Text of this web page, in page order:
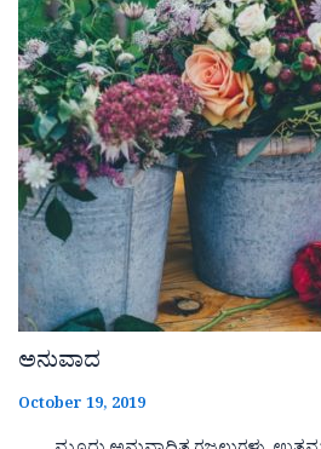
ಅನುವಾದ
October 19, 2019